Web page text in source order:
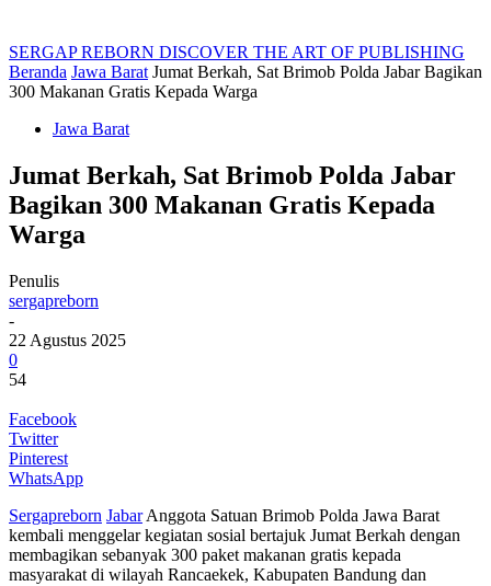
SERGAP REBORN DISCOVER THE ART OF PUBLISHING
Beranda Jawa Barat Jumat Berkah, Sat Brimob Polda Jabar Bagikan
300 Makanan Gratis Kepada Warga
Jawa Barat
Jumat Berkah, Sat Brimob Polda Jabar
Bagikan 300 Makanan Gratis Kepada
Warga
Penulis
sergapreborn
-
22 Agustus 2025
0
54
Facebook
Twitter
Pinterest
WhatsApp
Sergapreborn JabarAnggota Satuan Brimob Polda Jawa Barat
kembali menggelar kegiatan sosial bertajuk Jumat Berkah dengan
membagikan sebanyak 300 paket makanan gratis kepada
masyarakat di wilayah Rancaekek, Kabupaten Bandung dan